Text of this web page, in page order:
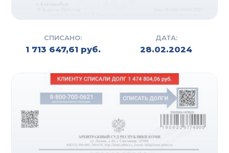
СПИСАНО:
1 713 647,61 руб.
ДАТА:
28.02.2024